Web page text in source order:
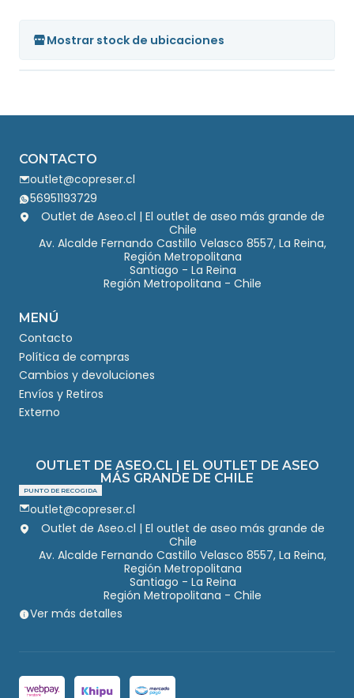
Mostrar stock de ubicaciones
CONTACTO
outlet@copreser.cl
56951193729
Outlet de Aseo.cl | El outlet de aseo más grande de
Chile
Av. Alcalde Fernando Castillo Velasco 8557, La Reina,
Región Metropolitana
Santiago - La Reina
Región Metropolitana - Chile
MENÚ
Contacto
Política de compras
Cambios y devoluciones
Envíos y Retiros
Externo
OUTLET DE ASEO.CL | EL OUTLET DE ASEO
MÁS GRANDE DE CHILE
PUNTO DE RECOGIDA
outlet@copreser.cl
Outlet de Aseo.cl | El outlet de aseo más grande de
Chile
Av. Alcalde Fernando Castillo Velasco 8557, La Reina,
Región Metropolitana
Santiago - La Reina
Región Metropolitana - Chile
Ver más detalles